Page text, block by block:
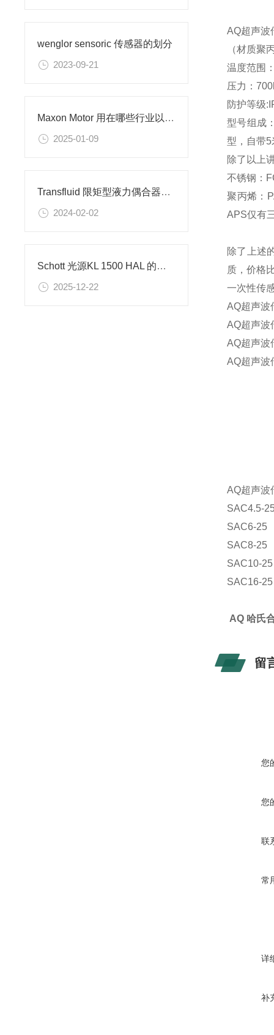
wenglor sensoric 传感器的划分
2023-09-21
Maxon Motor 用在哪些行业以及原因
2025-01-09
Transfluid 限矩型液力偶合器的介质
2024-02-02
Schott 光源KL 1500 HAL 的应用和优点
2025-12-22
AQ超声波
（材质聚
温度范
压力：
防护等级
型号组成
型，自带
除了以上
不锈钢：
聚丙烯：
APS仅有
除了上述
质，价格
一次性传
AQ超声波
AQ超声波
AQ超声波
AQ超声波
AQ超声波
SAC4.5-
SAC6-25
SAC8-25
SAC10-25
SAC16-25
AQ 哈氏
留
您
您
联
常
详
补